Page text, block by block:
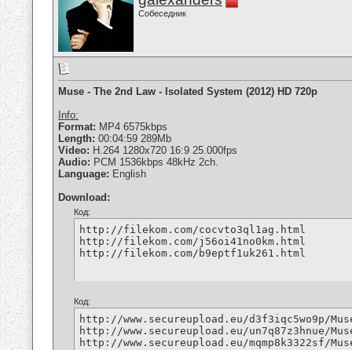
Собеседник
Muse - The 2nd Law - Isolated System (2012) HD 720p
Info:
Format: MP4 6575kbps
Length: 00:04:59 289Mb
Video: H.264 1280x720 16:9 25.000fps
Audio: PCM 1536kbps 48kHz 2ch.
Language: English
Download:
Код:
http://filekom.com/cocvto3ql1ag.html
http://filekom.com/j56oi41no0km.html
http://filekom.com/b9eptf1uk261.html
Код:
http://www.secureupload.eu/d3f3iqc5wo9p/
http://www.secureupload.eu/un7q87z3hnue/
http://www.secureupload.eu/mqmp8k3322sf/